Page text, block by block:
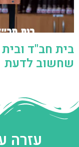
בית חב"ד
שחשוב לדעת
עזרה